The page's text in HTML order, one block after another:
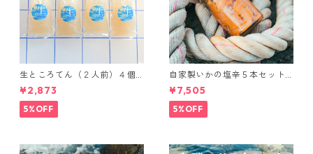
生ところてん（２人前）４個
セット ※当店限定パッケージ
¥2,873
5%OFF
自家製いかの塩辛５本セット
（瓶入り）
¥7,505
5%OFF